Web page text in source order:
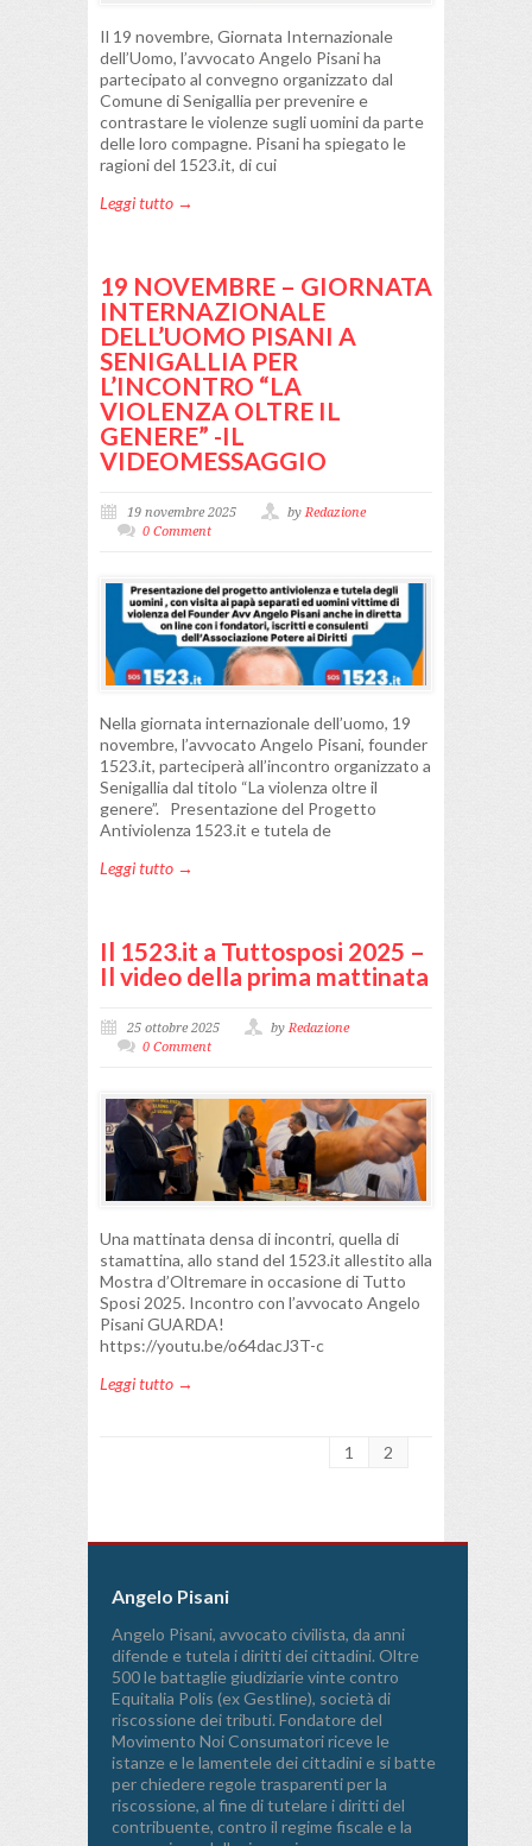
Il 19 novembre, Giornata Internazionale
dell’Uomo, l’avvocato Angelo Pisani ha
partecipato al convegno organizzato dal
Comune di Senigallia per prevenire e
contrastare le violenze sugli uomini da parte
delle loro compagne. Pisani ha spiegato le
ragioni del 1523.it, di cui
Leggi tutto →
19 NOVEMBRE – GIORNATA
INTERNAZIONALE
DELL’UOMO PISANI A
SENIGALLIA PER
L’INCONTRO “LA
VIOLENZA OLTRE IL
GENERE” -IL
VIDEOMESSAGGIO
19 novembre 2025 byRedazione
0 Comment
Nella giornata internazionale dell’uomo, 19
novembre, l’avvocato Angelo Pisani, founder
1523.it, parteciperà all’incontro organizzato a
Senigallia dal titolo “La violenza oltre il
genere”. Presentazione del Progetto
Antiviolenza 1523.it e tutela de
Leggi tutto →
Il 1523.it a Tuttosposi 2025 –
Il video della prima mattinata
25 ottobre 2025 byRedazione
0 Comment
Una mattinata densa di incontri, quella di
stamattina, allo stand del 1523.it allestito alla
Mostra d’Oltremare in occasione di Tutto
Sposi 2025. Incontro con l’avvocato Angelo
Pisani GUARDA!
https://youtu.be/o64dacJ3T-c
Leggi tutto →
1 2
Angelo Pisani
Angelo Pisani, avvocato civilista, da anni
difende e tutela i diritti dei cittadini. Oltre
500 le battaglie giudiziarie vinte contro
Equitalia Polis (ex Gestline), società di
riscossione dei tributi. Fondatore del
Movimento Noi Consumatori riceve le
istanze e le lamentele dei cittadini e si batte
per chiedere regole trasparenti per la
riscossione, al fine di tutelare i diritti del
contribuente, contro il regime fiscale e la